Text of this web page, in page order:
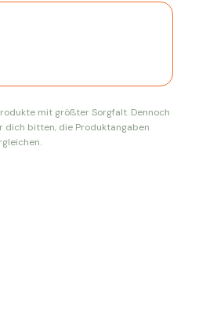
mit größter Sorgfalt. Dennoch
dich bitten, die Produktangaben